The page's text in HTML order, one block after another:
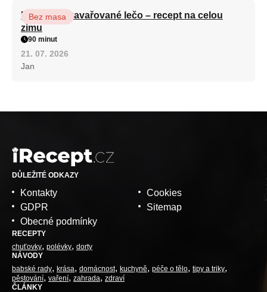
Babiččino zavařované lečo – recept na celou
zimu
Bez masa
90 minut
21. 07. 2026
Jan
DŮLEŽITÉ ODKAZY
Kontakty
GDPR
Obecné podmínky
Cookies
Sitemap
RECEPTY
chuťovky polévky dorty
NÁVODY
babské rady
krása domácnost kuchyně péče o tělo tipy a triky
pěstování vaření zahrada zdraví
ČLÁNKY